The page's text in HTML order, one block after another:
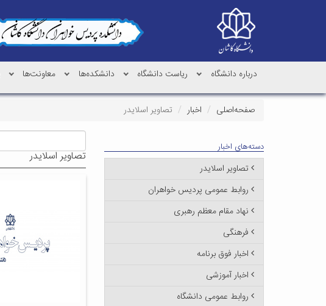
درباره دانشگاه ریاست دانشگاه دانشکده‌ها معاونت‌ها
صفحه‌اصلی اخبار تصاویر اسلایدر
تصاویر اسلایدر
دسته‌های اخبار
تصاویر اسلایدر
روابط عمومی پردیس خواهران
نهاد مقام معظم رهبری
فرهنگی
اخبار فوق برنامه
اخبار آموزشی
روابط عمومی دانشگاه